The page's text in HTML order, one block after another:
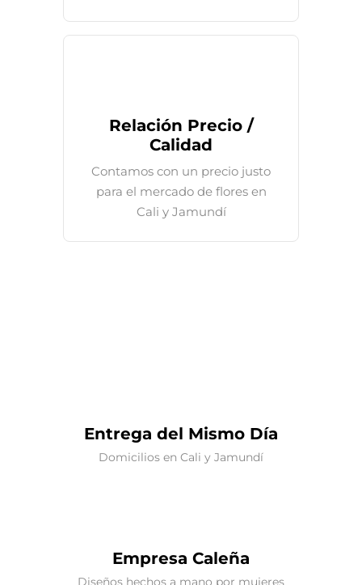
Relación Precio /
Calidad
Contamos con un precio justo
para el mercado de flores en
Cali y Jamundí
Entrega del Mismo Día
Domicilios en Cali y Jamundí
Empresa Caleña
Diseños hechos a mano por mujeres